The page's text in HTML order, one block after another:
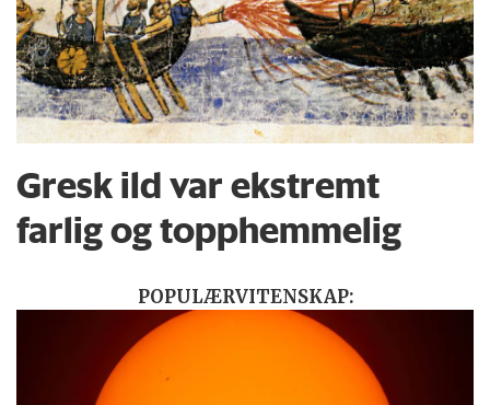
Gresk ild var ekstremt
farlig og topphemmelig
POPULÆRVITENSKAP: